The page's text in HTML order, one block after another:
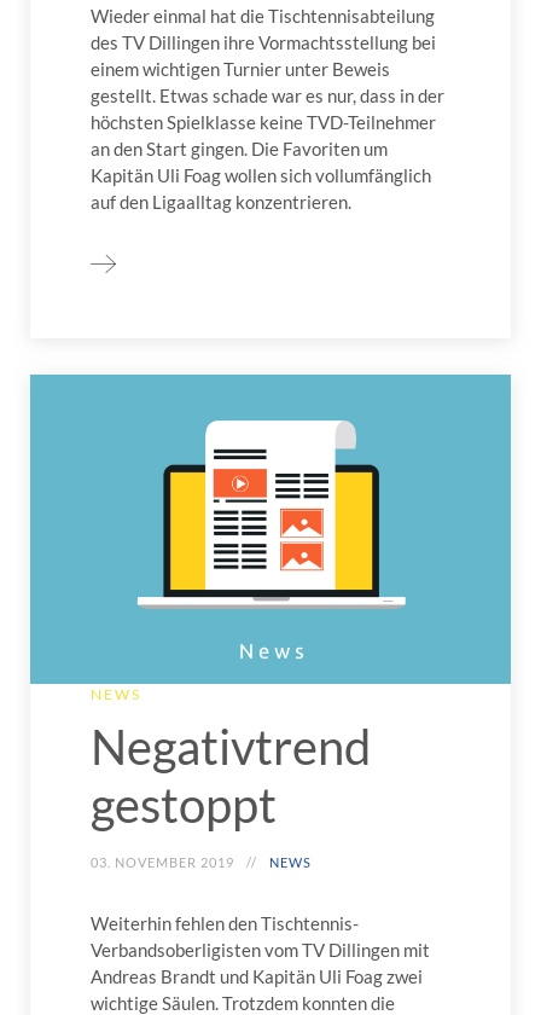
Wieder einmal hat die Tischtennisabteilung
des TV Dillingen ihre Vormachtsstellung bei
einem wichtigen Turnier unter Beweis
gestellt. Etwas schade war es nur, dass in der
höchsten Spielklasse keine TVD-Teilnehmer
an den Start gingen. Die Favoriten um
Kapitän Uli Foag wollen sich vollumfänglich
auf den Ligaalltag konzentrieren.
NEWS
Negativtrend
gestoppt
03. NOVEMBER 2019 NEWS
Weiterhin fehlen den Tischtennis-
Verbandsoberligisten vom TV Dillingen mit
Andreas Brandt und Kapitän Uli Foag zwei
wichtige Säulen. Trotzdem konnten die